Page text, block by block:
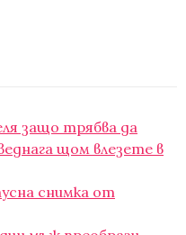
защо трябва да
щом влезете в
снимка от